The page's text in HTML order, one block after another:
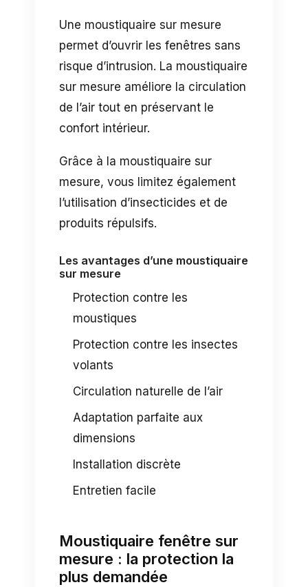
Une moustiquaire sur mesure
permet d’ouvrir les fenêtres sans
risque d’intrusion. La moustiquaire
sur mesure améliore la circulation
de l’air tout en préservant le
confort intérieur.
Grâce à la moustiquaire sur
mesure, vous limitez également
l’utilisation d’insecticides et de
produits répulsifs.
Les avantages d’une moustiquaire
sur mesure
Protection contre les
moustiques
Protection contre les insectes
volants
Circulation naturelle de l’air
Adaptation parfaite aux
dimensions
Installation discrète
Entretien facile
Moustiquaire fenêtre sur
mesure : la protection la
plus demandée